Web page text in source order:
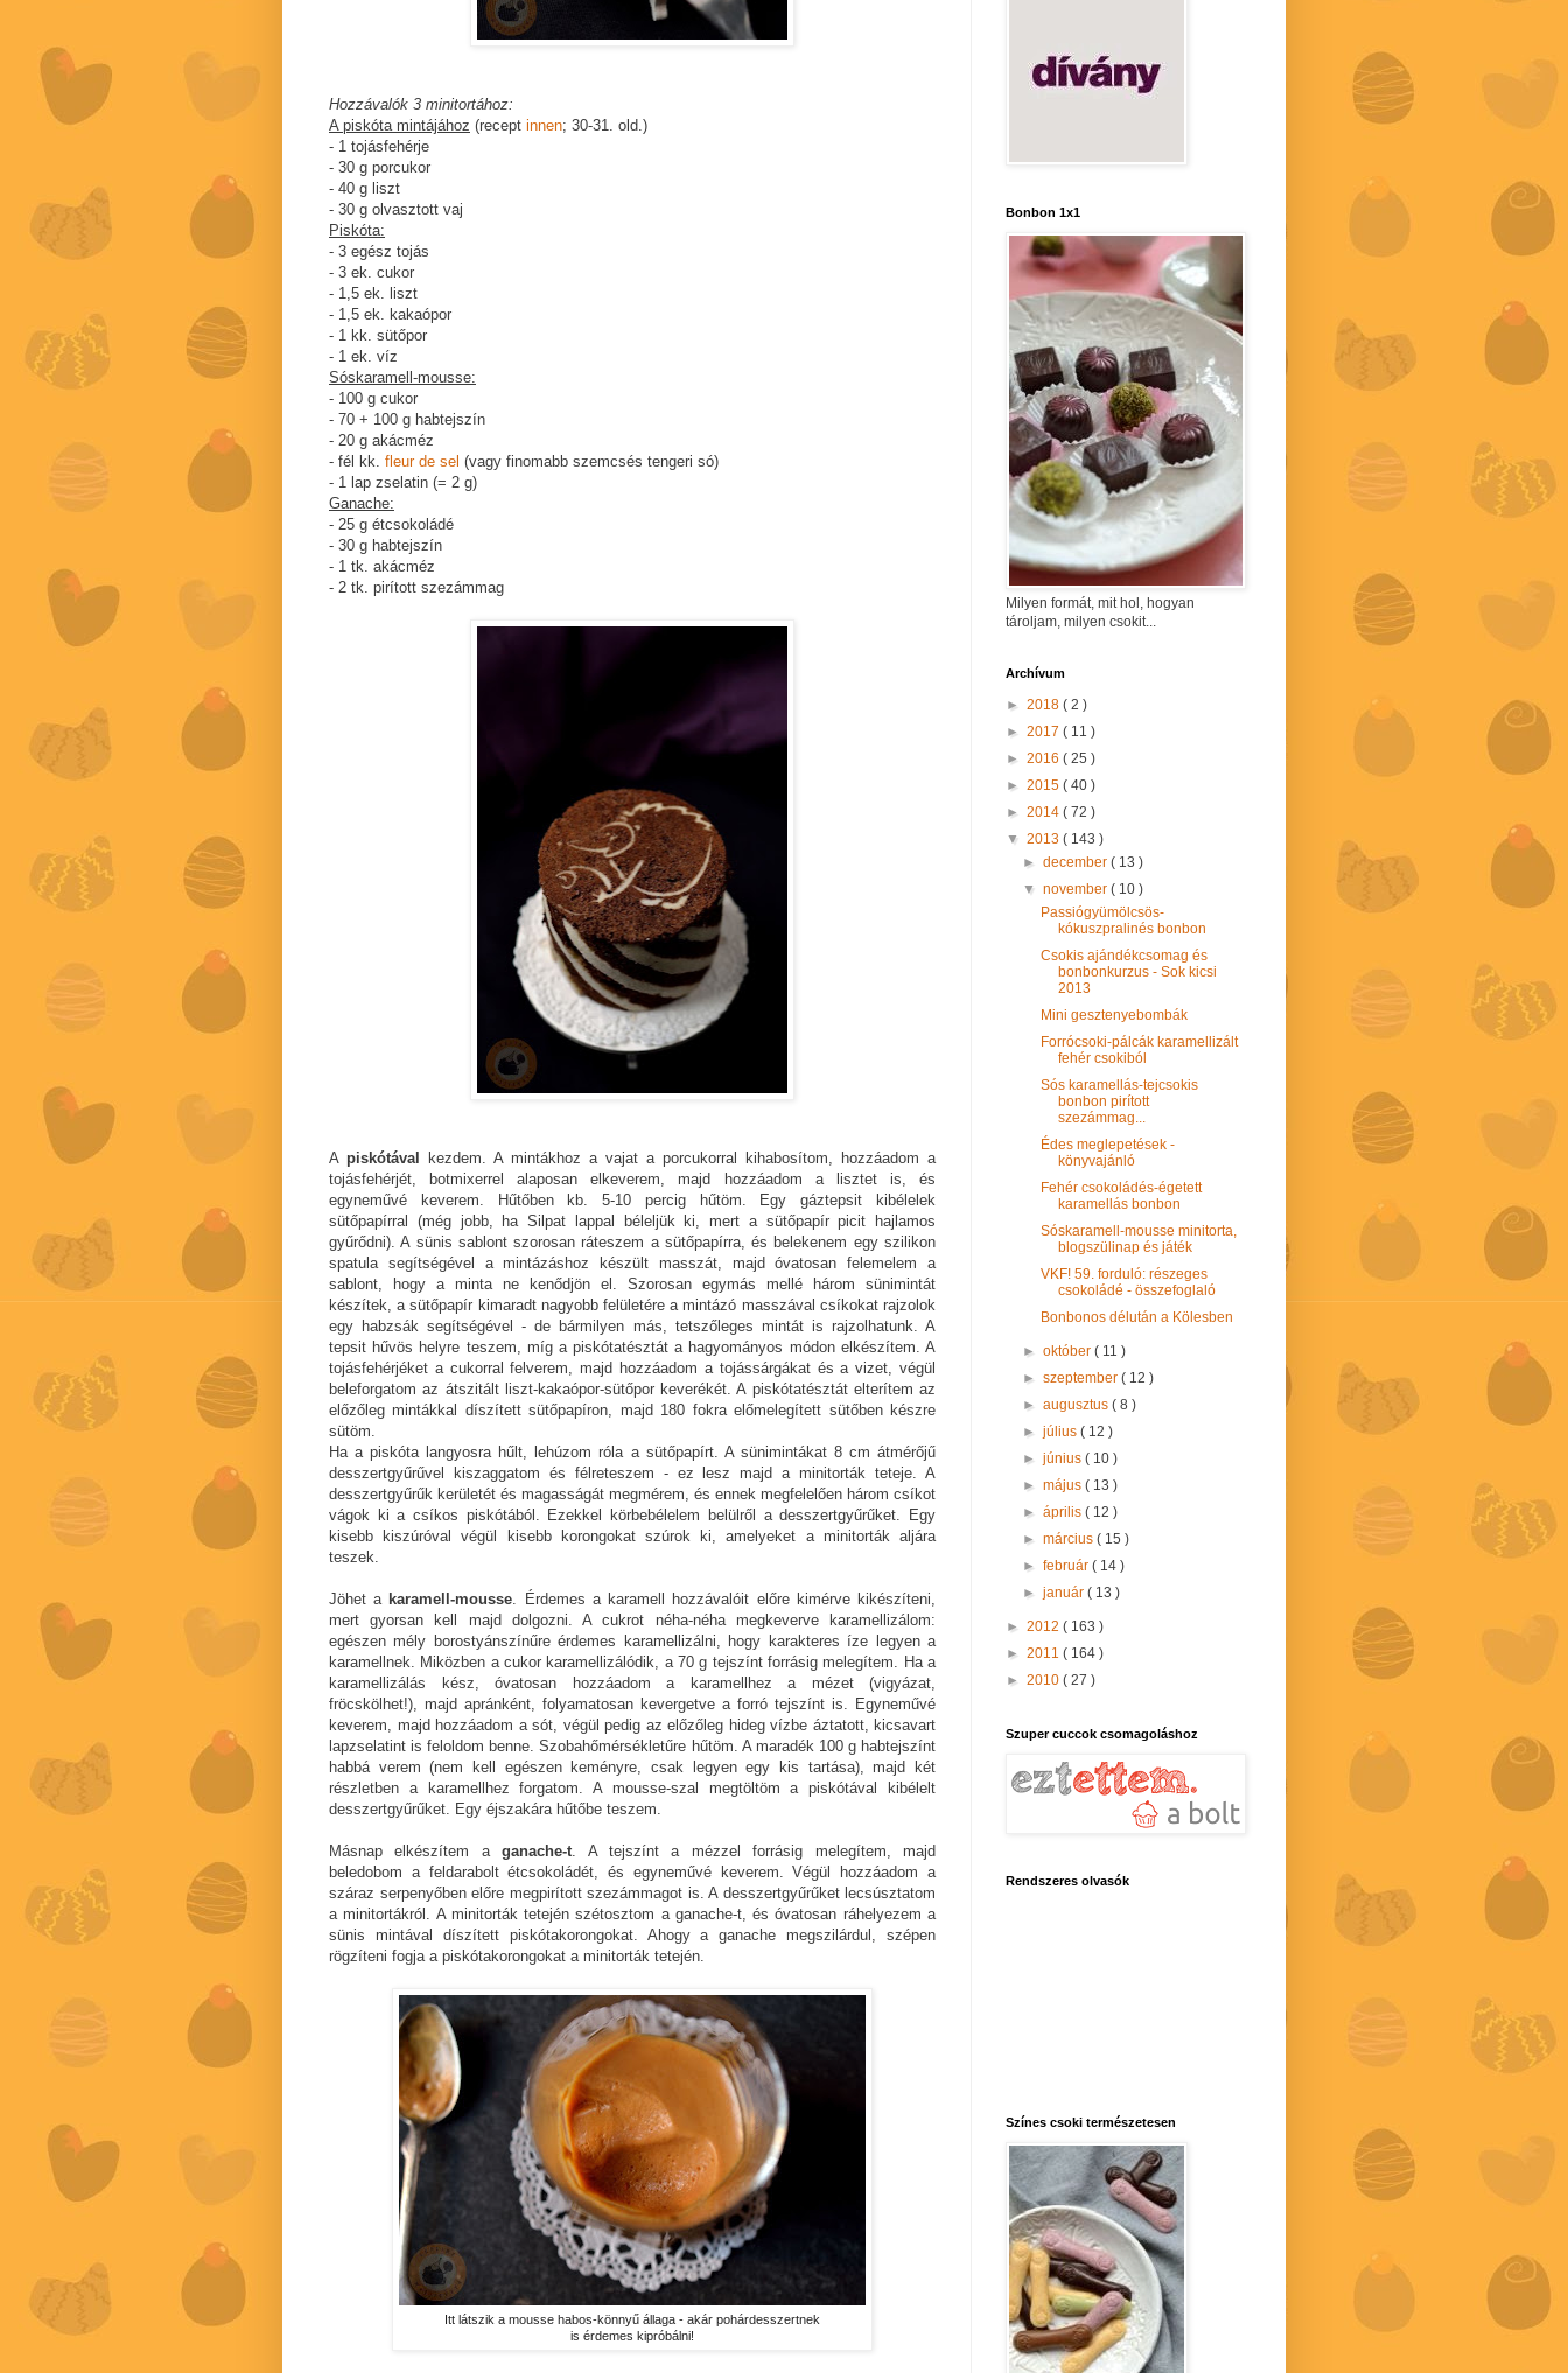
Hozzávalók 3 minitortához:
A piskóta mintájához (recept innen; 30-31. old.)
- 1 tojásfehérje
- 30 g porcukor
- 40 g liszt
- 30 g olvasztott vaj
Piskóta:
- 3 egész tojás
- 3 ek. cukor
- 1,5 ek. liszt
- 1,5 ek. kakaópor
- 1 kk. sütőpor
- 1 ek. víz
Sóskaramell-mousse:
- 100 g cukor
- 70 + 100 g habtejszín
- 20 g akácméz
- fél kk. fleur de sel (vagy finomabb szemcsés tengeri só)
- 1 lap zselatin (= 2 g)
Ganache:
- 25 g étcsokoládé
- 30 g habtejszín
- 1 tk. akácméz
- 2 tk. pirított szezámmag
A piskótával
kezdem. A mintákhoz a vajat a porcukorral kihabosítom, hozzáadom a
tojásfehérjét, botmixerrel alaposan elkeverem, majd hozzáadom a lisztet is, és
egyneművé keverem. Hűtőben kb. 5-10 percig hűtöm. Egy gáztepsit kibélelek
sütőpapírral (még jobb, ha Silpat lappal béleljük ki, mert a sütőpapír picit hajlamos
gyűrődni). A sünis sablont szorosan ráteszem a sütőpapírra, és belekenem egy szilikon
spatula segítségével a mintázáshoz készült masszát, majd óvatosan felemelem a
sablont, hogy a minta ne kenődjön el. Szorosan egymás mellé három sünimintát
készítek, a sütőpapír kimaradt nagyobb felületére a mintázó masszával csíkokat rajzolok
egy habzsák segítségével - de bármilyen más, tetszőleges mintát is rajzolhatunk. A
tepsit hűvös helyre teszem, míg a piskótatésztát a hagyományos módon elkészítem. A
tojásfehérjéket a cukorral felverem, majd hozzáadom a tojássárgákat és a vizet, végül
beleforgatom az átszitált liszt-kakaópor-sütőpor keverékét. A piskótatésztát elterítem az
előzőleg mintákkal díszített sütőpapíron, majd 180 fokra előmelegített sütőben készre
sütöm.
Ha a piskóta langyosra hűlt, lehúzom róla a sütőpapírt. A sünimintákat 8 cm átmérőjű
desszertgyűrűvel kiszaggatom és félreteszem - ez lesz majd a minitorták teteje. A
desszertgyűrűk kerületét és magasságát megmérem, és ennek megfelelően három csíkot
vágok ki a csíkos piskótából. Ezekkel körbebélelem belülről a desszertgyűrűket. Egy
kisebb kiszúróval végül kisebb korongokat szúrok ki, amelyeket a minitorták aljára
teszek.
Jöhet a karamell-mousse. Érdemes a karamell hozzávalóit előre kimérve kikészíteni,
mert gyorsan kell majd dolgozni. A cukrot néha-néha megkeverve karamellizálom:
egészen mély borostyánszínűre érdemes karamellizálni, hogy karakteres íze legyen a
karamellnek. Miközben a cukor karamellizálódik, a 70 g tejszínt forrásig melegítem. Ha a
karamellizálás kész, óvatosan hozzáadom a karamellhez a mézet (vigyázat,
fröcskölhet!), majd apránként, folyamatosan kevergetve a forró tejszínt is. Egyneművé
keverem, majd hozzáadom a sót, végül pedig az előzőleg hideg vízbe áztatott, kicsavart
lapzselatint is feloldom benne. Szobahőmérsékletűre hűtöm. A maradék 100 g habtejszínt
habbá verem (nem kell egészen keményre, csak legyen egy kis tartása), majd két
részletben a karamellhez forgatom. A mousse-szal megtöltöm a piskótával kibélelt
desszertgyűrűket. Egy éjszakára hűtőbe teszem.
Másnap elkészítem aganache-t. A tejszínt a mézzel forrásig melegítem, majd
beledobom a feldarabolt étcsokoládét, és egyneművé keverem. Végül hozzáadom a
száraz serpenyőben előre megpirított szezámmagot is. A desszertgyűrűket lecsúsztatom
a minitortákról. A minitorták tetején szétosztom a ganache-t, és óvatosan ráhelyezem a
sünis mintával díszített piskótakorongokat. Ahogy a ganache megszilárdul, szépen
rögzíteni fogja a piskótakorongokat a minitorták tetején.
Itt látszik a mousse habos-könnyű állaga - akár pohárdesszertnek
is érdemes kipróbálni!
Bonbon 1x1
Milyen formát, mit hol, hogyan
tároljam, milyen csokit...
Archívum
► 2018 ( 2 )
► 2017 ( 11 )
► 2016 ( 25 )
► 2015 ( 40 )
► 2014 ( 72 )
▼ 2013 ( 143 )
►december( 13 )
▼november( 10 )
Passiógyümölcsös-
kókuszpralinés bonbon
Csokis ajándékcsomag és
bonbonkurzus - Sok kicsi
2013
Mini gesztenyebombák
Forrócsoki-pálcák karamellizált
fehér csokiból
Sós karamellás-tejcsokis
bonbon pirított
szezámmag...
Édes meglepetések -
könyvajánló
Fehér csokoládés-égetett
karamellás bonbon
Sóskaramell-mousse minitorta,
blogszülinap és játék
VKF! 59. forduló: részeges
csokoládé - összefoglaló
Bonbonos délután a Kölesben
►október( 11 )
►szeptember( 12 )
►augusztus( 8 )
►július( 12 )
►június( 10 )
►május( 13 )
►április( 12 )
►március( 15 )
►február( 14 )
►január( 13 )
► 2012 ( 163 )
► 2011 ( 164 )
► 2010 ( 27 )
Szuper cuccok csomagoláshoz
Rendszeres olvasók
Színes csoki természetesen